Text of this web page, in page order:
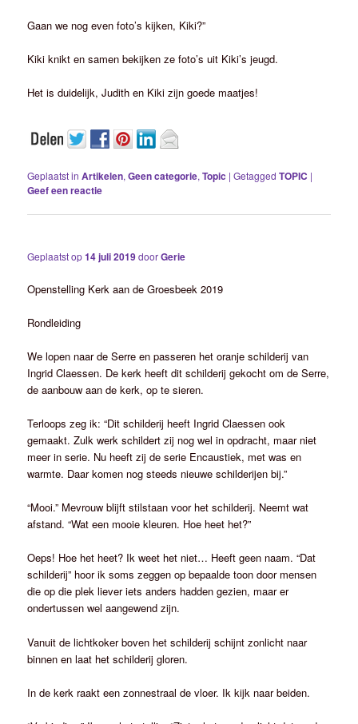
Gaan we nog even foto’s kijken, Kiki?”
Kiki knikt en samen bekijken ze foto’s uit Kiki’s jeugd.
Het is duidelijk, Judith en Kiki zijn goede maatjes!
Geplaatst in Artikelen,Geen categorie,Topic |Getagged TOPIC |
Geef een reactie
Geplaatst op14 juli 2019doorGerie
Openstelling Kerk aan de Groesbeek 2019
Rondleiding
We lopen naar de Serre en passeren het oranje schilderij van
Ingrid Claessen. De kerk heeft dit schilderij gekocht om de Serre,
de aanbouw aan de kerk, op te sieren.
Terloops zeg ik: “Dit schilderij heeft Ingrid Claessen ook
gemaakt. Zulk werk schildert zij nog wel in opdracht, maar niet
meer in serie. Nu heeft zij de serie Encaustiek, met was en
warmte. Daar komen nog steeds nieuwe schilderijen bij.”
“Mooi.” Mevrouw blijft stilstaan voor het schilderij. Neemt wat
afstand. “Wat een mooie kleuren. Hoe heet het?”
Oeps! Hoe het heet? Ik weet het niet… Heeft geen naam. “Dat
schilderij” hoor ik soms zeggen op bepaalde toon door mensen
die op die plek liever iets anders hadden gezien, maar er
ondertussen wel aangewend zijn.
Vanuit de lichtkoker boven het schilderij schijnt zonlicht naar
binnen en laat het schilderij gloren.
In de kerk raakt een zonnestraal de vloer. Ik kijk naar beiden.